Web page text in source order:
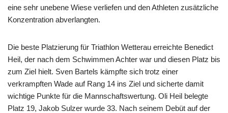
eine sehr unebene Wiese verliefen und den Athleten zusätzliche
Konzentration abverlangten.
Die beste Platzierung für Triathlon Wetterau erreichte Benedict
Heil, der nach dem Schwimmen Achter war und diesen Platz bis
zum Ziel hielt. Sven Bartels kämpfte sich trotz einer
verkrampften Wade auf Rang 14 ins Ziel und sicherte damit
wichtige Punkte für die Mannschaftswertung. Oli Heil belegte
Platz 19, Jakob Sulzer wurde 33. Nach seinem Debüt auf der